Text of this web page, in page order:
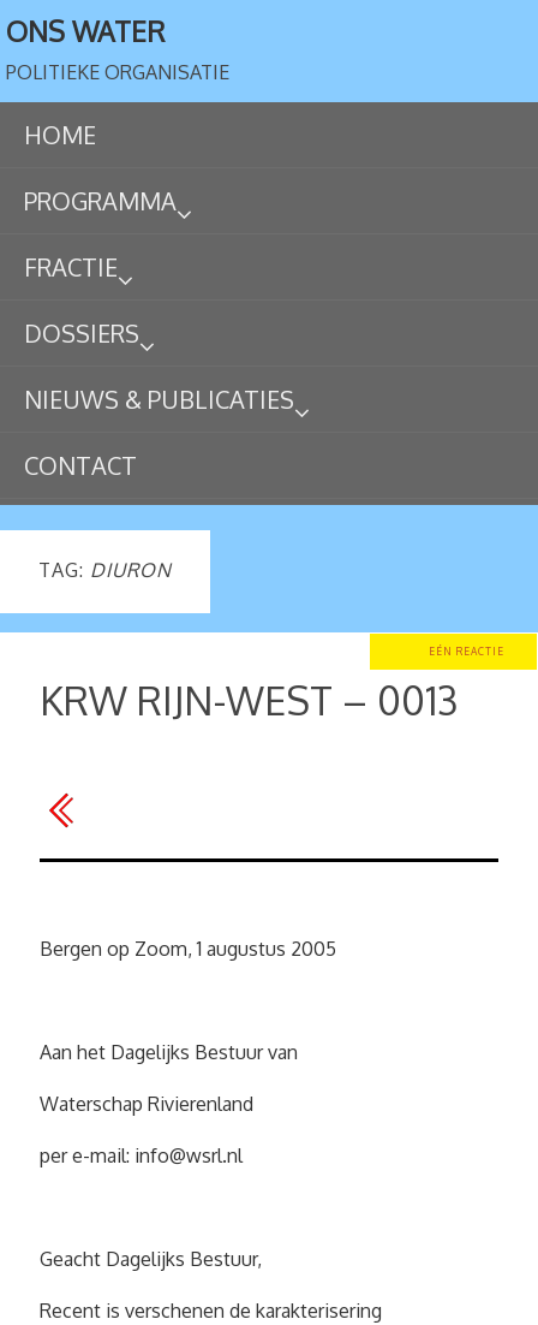
ONS WATER
POLITIEKE ORGANISATIE
HOME
PROGRAMMA
FRACTIE
DOSSIERS
NIEUWS & PUBLICATIES
CONTACT
TAG: DIURON
EÉN REACTIE
KRW RIJN-WEST – 0013
Bergen op Zoom, 1 augustus 2005
Aan het Dagelijks Bestuur van
Waterschap Rivierenland
per e-mail: info@wsrl.nl
Geacht Dagelijks Bestuur,
Recent is verschenen de karakterisering